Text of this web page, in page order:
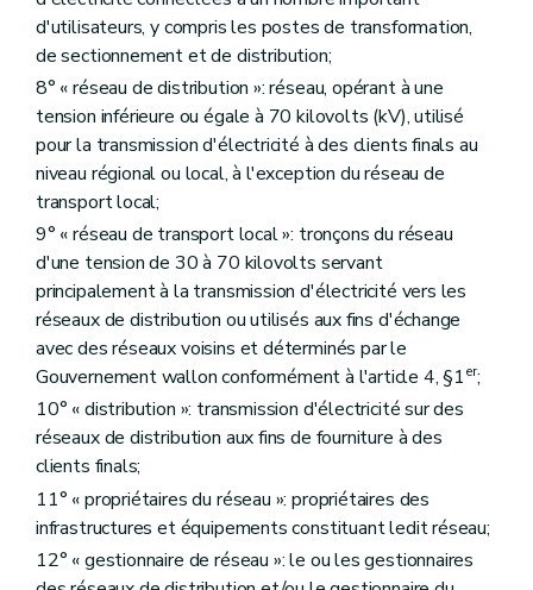
d'utilisateurs, y compris les postes de transformation,
de sectionnement et de distribution;
8° « réseau de distribution »: réseau, opérant à une
tension inférieure ou égale à 70 kilovolts (kV), utilisé
pour la transmission d'électricité à des clients finals au
niveau régional ou local, à l'exception du réseau de
transport local;
9° « réseau de transport local »: tronçons du réseau
d'une tension de 30 à 70 kilovolts servant
principalement à la transmission d'électricité vers les
réseaux de distribution ou utilisés aux fins d'échange
avec des réseaux voisins et déterminés par le
Gouvernement wallon conformément à l'article 4, §1er;
10° « distribution »: transmission d'électricité sur des
réseaux de distribution aux fins de fourniture à des
clients finals;
11° « propriétaires du réseau »: propriétaires des
infrastructures et équipements constituant ledit réseau;
12° « gestionnaire de réseau »: le ou les gestionnaires